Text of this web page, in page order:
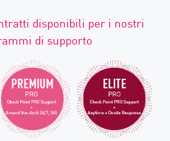
disponibili per i nostri
di supporto